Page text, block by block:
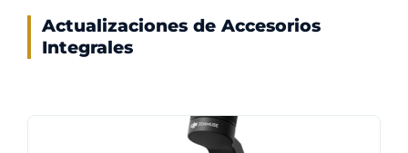
Actualizaciones de Accesorios
Integrales